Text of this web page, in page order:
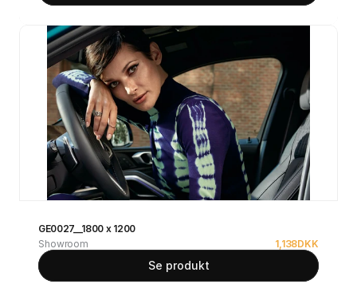
GE0027__1800 x 1200
Showroom
1,138DKK
Se produkt